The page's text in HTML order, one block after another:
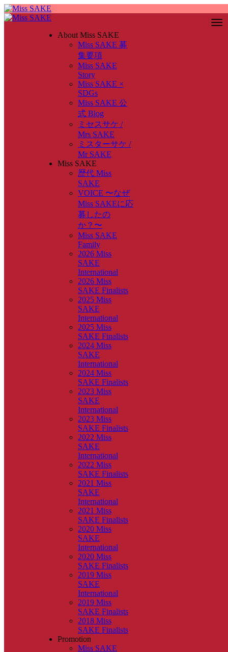
About Miss SAKE
Miss SAKE 募
集要項
Miss SAKE
Story
Miss SAKE ×
SDGs
Miss SAKE 公
式 Blog
ミセスサケ /
Mrs SAKE
ミスターサケ /
Mr SAKE
Miss SAKE
歴代 Miss
SAKE
VOICE 〜なぜ
Miss SAKEに応
募したの
か？〜
Miss SAKE
Family
2026 Miss
SAKE
International
2026 Miss
SAKE Finalists
2025 Miss
SAKE
International
2025 Miss
SAKE Finalists
2024 Miss
SAKE
International
2024 Miss
SAKE Finalists
2023 Miss
SAKE
International
2023 Miss
SAKE Finalists
2022 Miss
SAKE
International
2022 Miss
SAKE Finalists
2021 Miss
SAKE
International
2021 Miss
SAKE Finalists
2020 Miss
SAKE
International
2020 Miss
SAKE Finalists
2019 Miss
SAKE
International
2019 Miss
SAKE Finalists
2018 Miss
SAKE Finalists
Promotion
Miss SAKE